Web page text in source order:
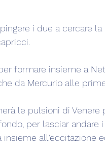
i due a cercare
formare insieme a
da Mercurio alle
le pulsioni di Venere
per lasciar andare
all'eccitazione